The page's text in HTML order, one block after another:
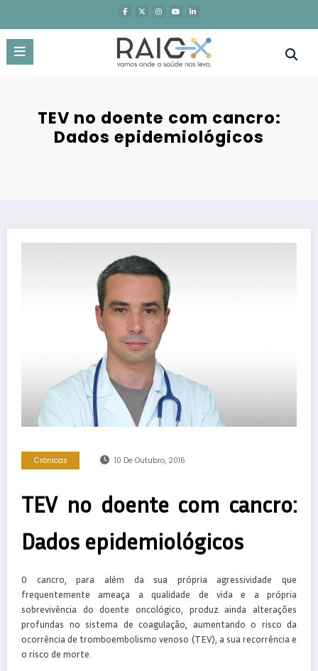
o
conteúdo
TEV no doente com cancro:
Dados epidemiológicos
Crónicas 10 De Outubro, 2016
TEV no doente com cancro:
Dados epidemiológicos
O cancro, para além da sua própria agressividade que
frequentemente ameaça a qualidade de vida e a própria
sobrevivência do doente oncológico, produz ainda alterações
profundas no sistema de coagulação, aumentando o risco da
ocorrência de tromboembolismo venoso (TEV), a sua recorrência e
o risco de morte.